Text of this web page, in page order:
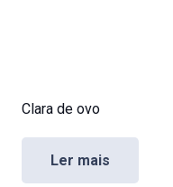
Clara de ovo
Ler mais